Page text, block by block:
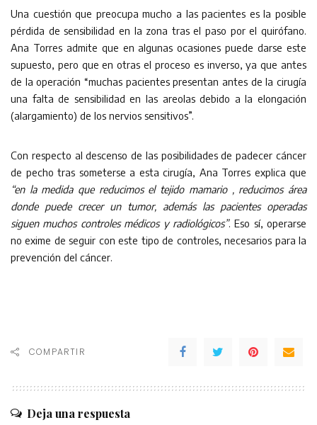
Una cuestión que preocupa mucho a las pacientes es la posible
pérdida de sensibilidad en la zona tras el paso por el quirófano.
Ana Torres admite que en algunas ocasiones puede darse este
supuesto, pero que en otras el proceso es inverso, ya que antes
de la operación “muchas pacientes presentan antes de la cirugía
una falta de sensibilidad en las areolas debido a la elongación
(alargamiento) de los nervios sensitivos”.
Con respecto al descenso de las posibilidades de padecer cáncer
de pecho tras someterse a esta cirugía, Ana Torres explica que
“en la medida que reducimos el tejido mamario , reducimos área
donde puede crecer un tumor, además las pacientes operadas
siguen muchos controles médicos y radiológicos”. Eso sí, operarse
no exime de seguir con este tipo de controles, necesarios para la
prevención del cáncer.
COMPARTIR
Deja una respuesta